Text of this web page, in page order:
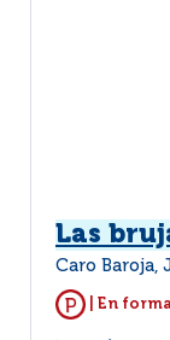
Las
Caro Baroja,
| En